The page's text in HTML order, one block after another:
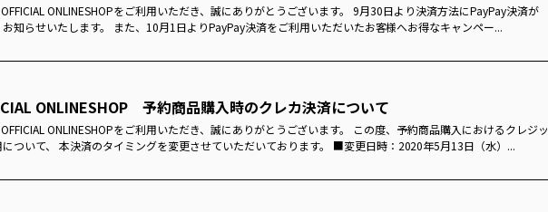
ONLINESHOPをご利用いただき、誠にありがとうございます。 9月30日より決済方法にPayPay決済が
知らせいたします。 また、10月1日よりPayPay決済をご利用いただいたお客様へお得なキャンペー...
ONLINESHOP 予約商品購入時のクレカ決済について
ONLINESHOPをご利用いただき、誠にありがとうございます。 この度、予約商品購入におけるクレジッ
について、 本決済のタイミングを変更させていただいております。 ■変更日時：2020年5月13日（水）...